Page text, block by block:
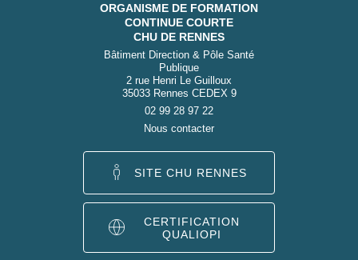
ORGANISME DE FORMATION
CONTINUE COURTE
CHU DE RENNES
Bâtiment Direction & Pôle Santé
Publique
2 rue Henri Le Guilloux
35033 Rennes CEDEX 9
02 99 28 97 22
Nous contacter
SITE CHU RENNES
CERTIFICATION
QUALIOPI